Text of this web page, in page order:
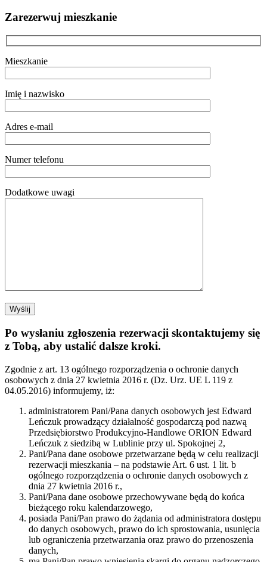
Zarezerwuj mieszkanie
Mieszkanie
Imię i nazwisko
Adres e-mail
Numer telefonu
Dodatkowe uwagi
Po wysłaniu zgłoszenia rezerwacji skontaktujemy się
z Tobą, aby ustalić dalsze kroki.
Zgodnie z art. 13 ogólnego rozporządzenia o ochronie danych
osobowych z dnia 27 kwietnia 2016 r. (Dz. Urz. UE L 119 z
04.05.2016) informujemy, iż:
administratorem Pani/Pana danych osobowych jest Edward
Leńczuk prowadzący działalność gospodarczą pod nazwą
Przedsiębiorstwo Produkcyjno-Handlowe ORION Edward
Leńczuk z siedzibą w Lublinie przy ul. Spokojnej 2,
Pani/Pana dane osobowe przetwarzane będą w celu realizacji
rezerwacji mieszkania – na podstawie Art. 6 ust. 1 lit. b
ogólnego rozporządzenia o ochronie danych osobowych z
dnia 27 kwietnia 2016 r.,
Pani/Pana dane osobowe przechowywane będą do końca
bieżącego roku kalendarzowego,
posiada Pani/Pan prawo do żądania od administratora dostępu
do danych osobowych, prawo do ich sprostowania, usunięcia
lub ograniczenia przetwarzania oraz prawo do przenoszenia
danych,